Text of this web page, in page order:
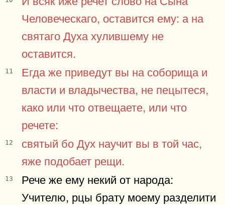
Человеческаго, оставится ему: а на
святаго Духа хулившему не
оставится.
11
Егда же приведут вы на соборища и
власти и владычества, не пецытеся,
како или что отвещаете, или что
речете:
12
святый бо Дух научит вы в той час,
яже подобает рещи.
13
Рече же ему некий от народа:
Учителю, рцы брату моему разделити